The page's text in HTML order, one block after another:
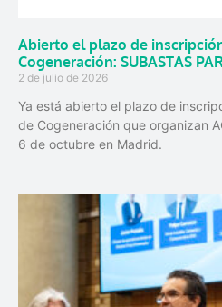
Abierto el plazo de
Cogeneración: SUBASTAS
2 de julio de 2026
Ya está abierto el plazo de
de Cogeneración que organizan
6 de octubre en Madrid.